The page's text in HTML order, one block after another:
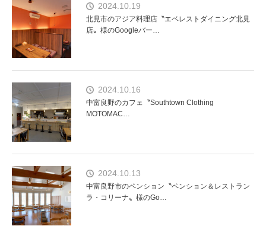
2024.10.19
北見市のアジア料理店〝エベレストダイニング北見
店〟様のGoogleバー…
2024.10.16
中富良野のカフェ〝Southtown Clothing
MOTOMAC…
2024.10.13
中富良野市のペンション〝ペンション＆レストラン
ラ・コリーナ〟様のGo…